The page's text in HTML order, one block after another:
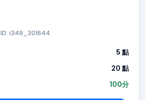
ID: i349_301644
5 點
20 點
100分